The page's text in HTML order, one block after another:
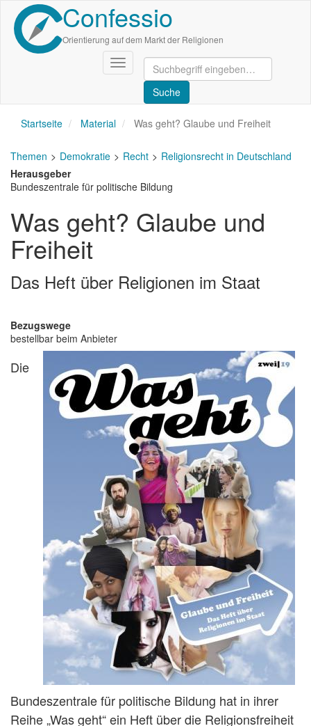
Direkt
zum
Inhalt
Confessio
Orientierung auf dem Markt der Religionen
Navigation
aktivieren/deaktivieren
Startseite Material Was geht? Glaube und Freiheit
Themen Demokratie Recht
Religionsrecht in Deutschland
Herausgeber
Bundeszentrale für politische Bildung
Was geht? Glaube und
Freiheit
Das Heft über Religionen im Staat
Bezugswege
bestellbar beim Anbieter
Die
Bundeszentrale für politische Bildung hat in ihrer
Reihe „Was geht“ ein Heft über die Religionsfreiheit